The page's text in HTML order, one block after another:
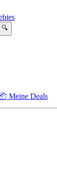
🔍
Meine Deals